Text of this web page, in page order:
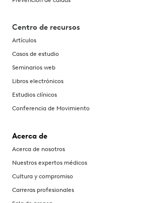
Centro de recursos
Artículos
Casos de estudio
Seminarios web
Libros electrónicos
Estudios clínicos
Conferencia de Movimiento
Acerca de
Acerca de nosotros
Nuestros expertos médicos
Cultura y compromiso
Carreras profesionales